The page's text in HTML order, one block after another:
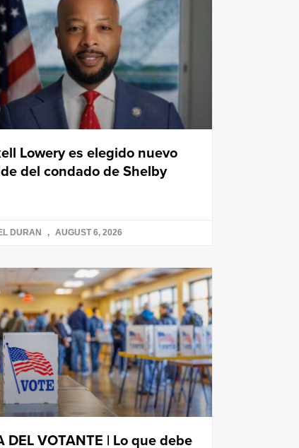
Lowery es elegido nuevo
del condado de Shelby
DURAN AUGUST 6, 2026
DEL VOTANTE | Lo que debe